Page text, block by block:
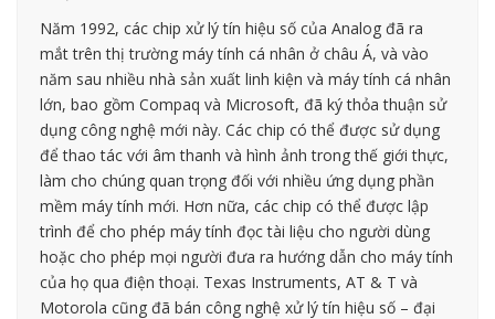
Năm 1992, các chip xử lý tín hiệu số của Analog đã ra
mắt trên thị trường máy tính cá nhân ở châu Á, và vào
năm sau nhiều nhà sản xuất linh kiện và máy tính cá nhân
lớn, bao gồm Compaq và Microsoft, đã ký thỏa thuận sử
dụng công nghệ mới này. Các chip có thể được sử dụng
để thao tác với âm thanh và hình ảnh trong thế giới thực,
làm cho chúng quan trọng đối với nhiều ứng dụng phần
mềm máy tính mới. Hơn nữa, các chip có thể được lập
trình để cho phép máy tính đọc tài liệu cho người dùng
hoặc cho phép mọi người đưa ra hướng dẫn cho máy tính
của họ qua điện thoại. Texas Instruments, AT & T và
Motorola cũng đã bán công nghệ xử lý tín hiệu số – đại